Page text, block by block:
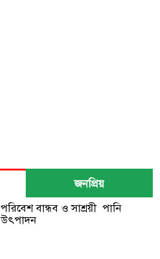
জনপ্রিয়
পরিবেশ বান্ধব ও সাশ্রয়ী পানি
উৎপাদন